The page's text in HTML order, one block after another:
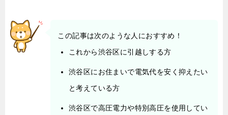
この記事は次のような人におすすめ！
これから渋谷区に引越しする方
渋谷区にお住まいで電気代を安く抑えたい
と考えている方
渋谷区で高圧電力や特別高圧を使用してい